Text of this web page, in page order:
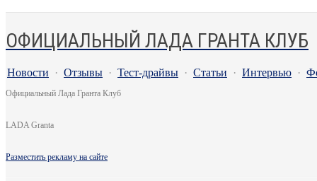
ОФИЦИАЛЬНЫЙ ЛАДА ГРАНТА КЛУБ
Новости · Отзывы · Тест-драйвы · Статьи · Интервью ·
Официальный Лада Гранта Клуб
LADA Granta
Разместить рекламу на сайте